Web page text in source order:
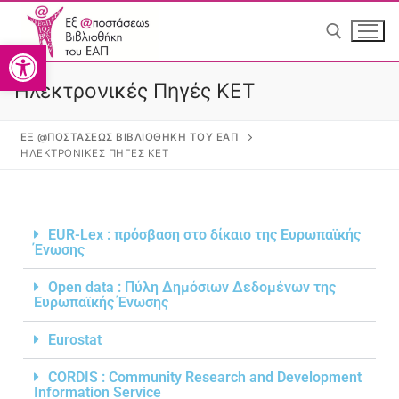
Ανοίξτε τη γραμμή
Αρχική
Η Βιβλιοθήκη
Ηλεκτρονικές Πηγές ΚΕΤ
ΕΞ @ΠΟΣΤΆΣΕΩΣ ΒΙΒΛΙΟΘΉΚΗ ΤΟΥ ΕΑΠ
ΗΛΕΚΤΡΟΝΙΚΈΣ ΠΗΓΈΣ ΚΕΤ
EUR-Lex : πρόσβαση στο δίκαιο της Ευρωπαϊκής
Ένωσης
Open data : Πύλη Δημόσιων Δεδομένων της
Ευρωπαϊκής Ένωσης
Eurostat
CORDIS : Community Research and Development
Information Service